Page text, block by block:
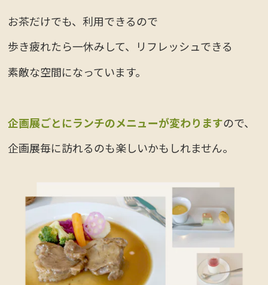
お茶だけでも、利用できるので
歩き疲れたら一休みして、リフレッシュできる
素敵な空間になっています。
企画展ごとにランチのメニューが変わりますので、
企画展毎に訪れるのも楽しいかもしれません。